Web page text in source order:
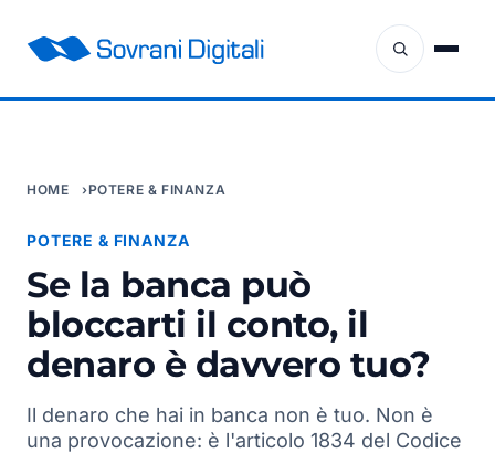
HOME POTERE & FINANZA
POTERE & FINANZA
Se la banca può
bloccarti il conto, il
denaro è davvero tuo?
Il denaro che hai in banca non è tuo. Non è
una provocazione: è l'articolo 1834 del Codice